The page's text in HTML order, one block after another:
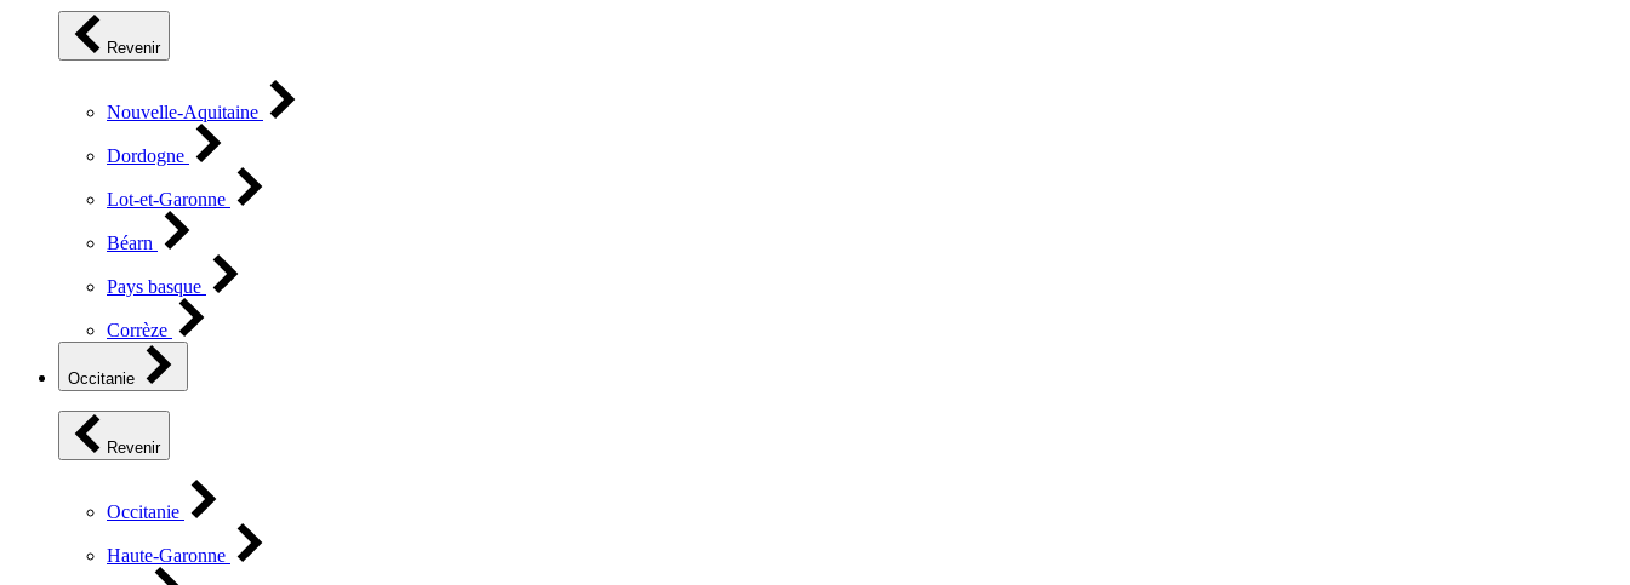
Revenir
Nouvelle-Aquitaine
Dordogne
Lot-et-Garonne
Béarn
Pays basque
Corrèze
Occitanie
Revenir
Occitanie
Haute-Garonne